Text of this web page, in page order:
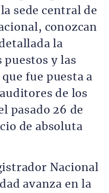
sede central de
conozcan
la
y las
fue puesta a
de los
pasado 26 de
de absoluta
Nacional
avanza en la